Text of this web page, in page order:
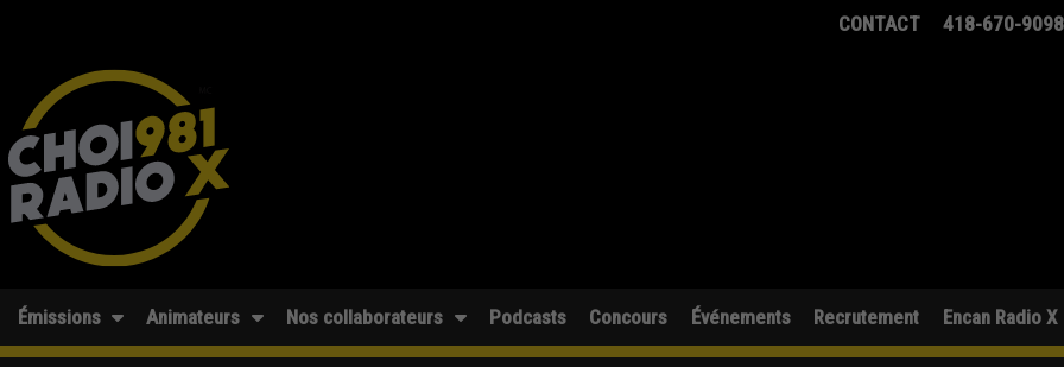
CONTACT 418-670-9098
Émissions Animateurs Nos collaborateurs Podcasts Concours Événements Recrutement Encan Radio X